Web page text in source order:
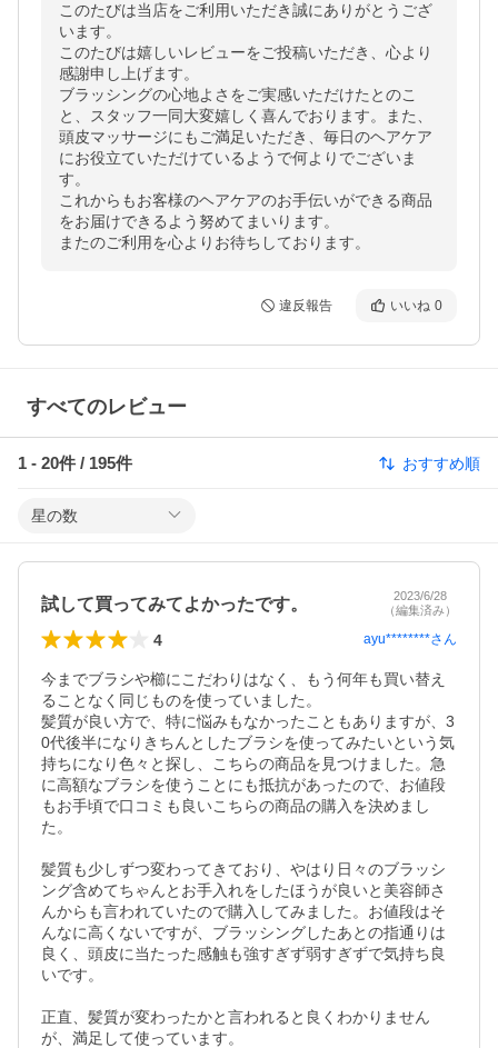
このたびは当店をご利用いただき誠にありがとうござ
います。
このたびは嬉しいレビューをご投稿いただき、心より
感謝申し上げます。
ブラッシングの心地よさをご実感いただけたとのこ
と、スタッフ一同大変嬉しく喜んでおります。また、
頭皮マッサージにもご満足いただき、毎日のヘアケア
にお役立ていただけているようで何よりでございま
す。
これからもお客様のヘアケアのお手伝いができる商品
をお届けできるよう努めてまいります。
またのご利用を心よりお待ちしております。
違反報告 いいね 0
すべてのレビュー
1 - 20件 / 195件 おすすめ順
星の数
試して買ってみてよかったです。
2023/6/28
（編集済み）
4 ayu********さん
今までブラシや櫛にこだわりはなく、もう何年も買い替え
ることなく同じものを使っていました。
髪質が良い方で、特に悩みもなかったこともありますが、3
0代後半になりきちんとしたブラシを使ってみたいという気
持ちになり色々と探し、こちらの商品を見つけました。急
に高額なブラシを使うことにも抵抗があったので、お値段
もお手頃で口コミも良いこちらの商品の購入を決めまし
た。
髪質も少しずつ変わってきており、やはり日々のブラッシ
ング含めてちゃんとお手入れをしたほうが良いと美容師さ
んからも言われていたので購入してみました。お値段はそ
んなに高くないですが、ブラッシングしたあとの指通りは
良く、頭皮に当たった感触も強すぎず弱すぎずで気持ち良
いです。
正直、髪質が変わったかと言われると良くわかりません
が、満足して使っています。